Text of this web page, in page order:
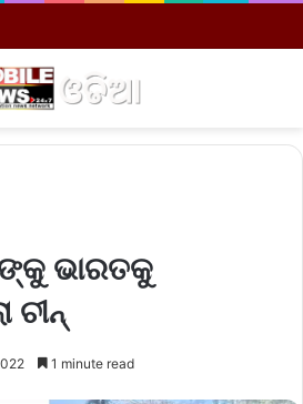
ଭାରତକୁ
ଚୀନ୍‌
1 minute read